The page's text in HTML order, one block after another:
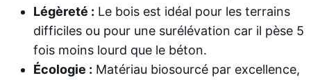
Légèreté : Le bois est idéal pour les terrains
difficiles ou pour une surélévation car il pèse 5
fois moins lourd que le béton.
Écologie : Matériau biosourcé par excellence,